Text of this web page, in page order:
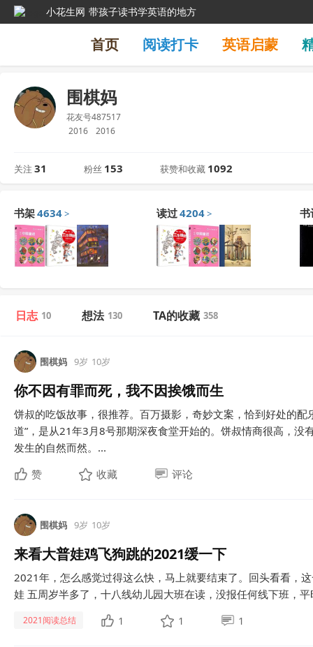
小花生网 带孩子读书学英语的地方
首页 阅读打卡 英语启蒙
围棋妈
花友号487517
2016
2016
关注 31 粉丝 153 获赞和收藏 1092
书架4634> 读过4204> 书
日志 10 想法 130 TA的收藏 358
围棋妈 9岁 10岁
你不因有罪而死，我不因挨饿而生
饼叔的吃饭故事，很推荐。百万摄影，奇妙文案，恰到好处的配
道”，是从21年3月8号那期深夜食堂开始的。饼叔情商很高，没
发生的自然而然。...
赞
收藏 评论
围棋妈 9岁 10岁
来看大普娃鸡飞狗跳的2021缓一下
2021年，怎么感觉过得这么快，马上就要结束了。回头看看，
娃 五周岁半多了，十八线幼儿园大班在读，没报任何线下班，
2021阅读总结 1 1 1